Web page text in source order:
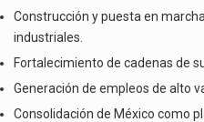
Construcción y puesta en
industriales.
Fortalecimiento de cadenas de
Generación de empleos de alto
Consolidación de México como